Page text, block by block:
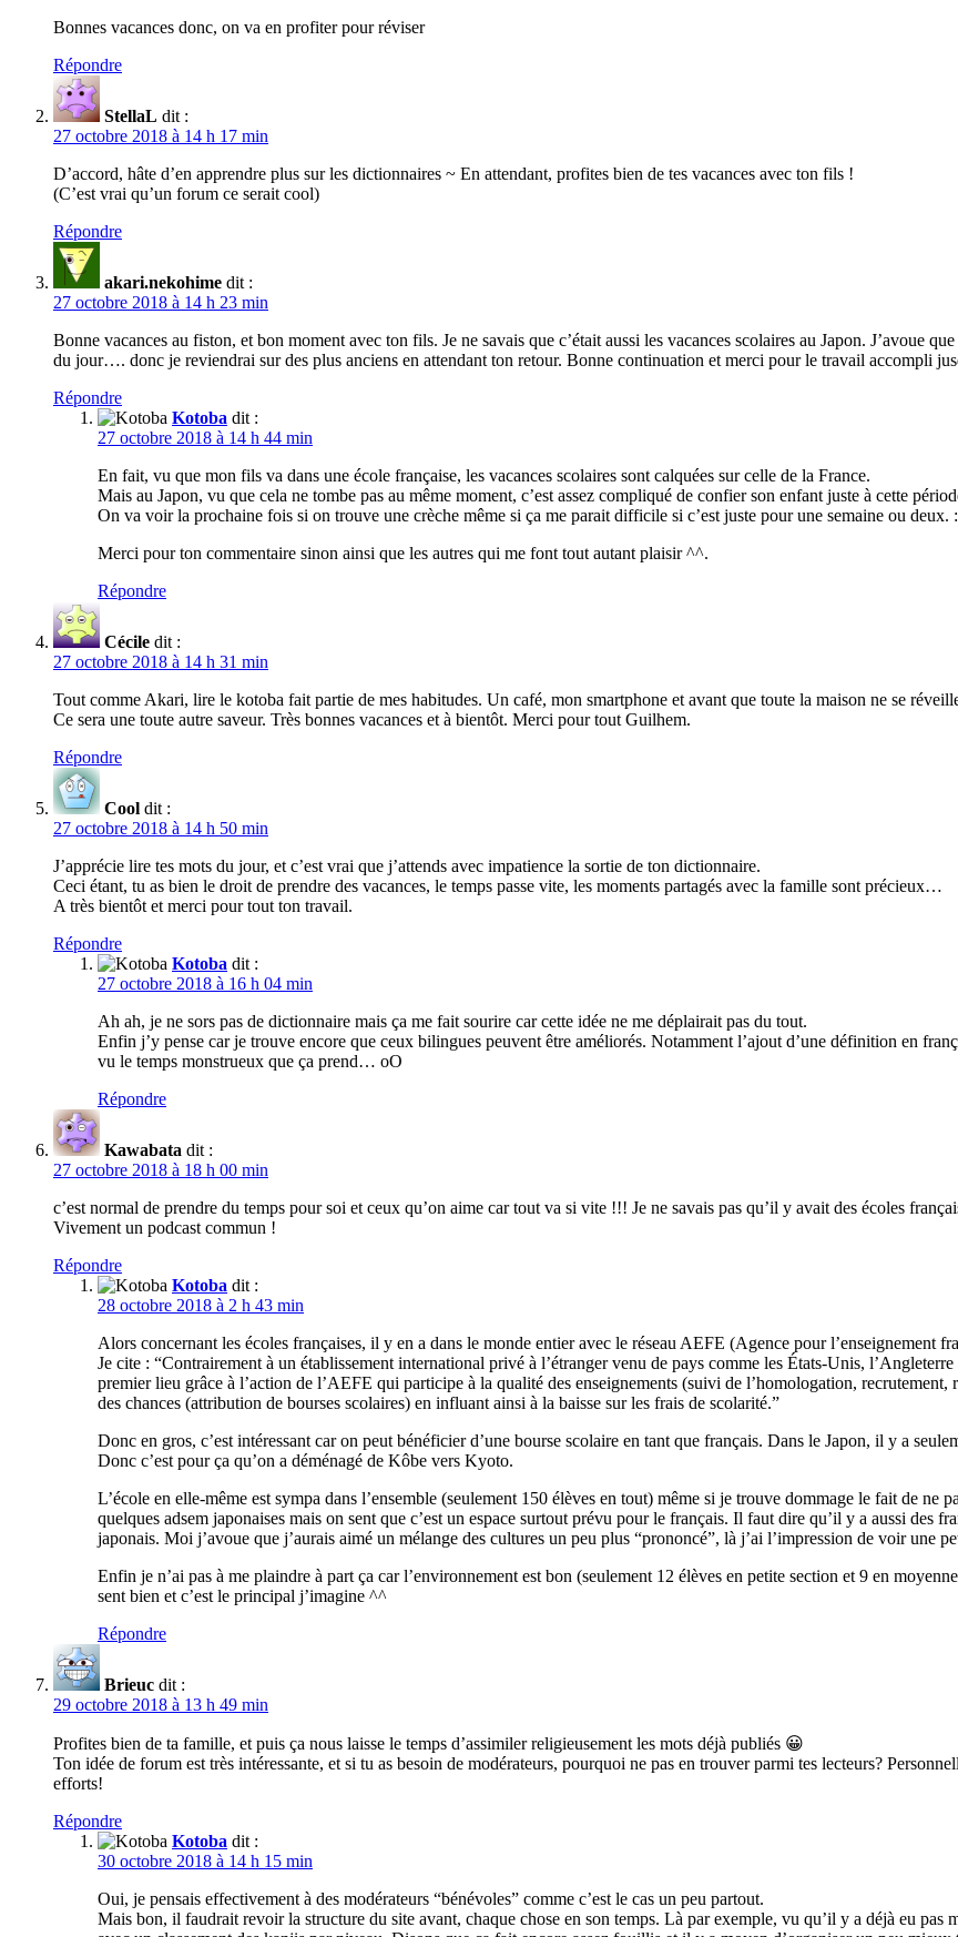
Bonnes vacances donc, on va en profiter pour réviser
Répondre
StellaL dit :
27 octobre 2018 à 14 h 17 min
D’accord, hâte d’en apprendre plus sur les dictionnaires ~ En attendant, profites bien de tes vacances avec ton fils !
(C’est vrai qu’un forum ce serait cool)
Répondre
akari.nekohime dit :
27 octobre 2018 à 14 h 23 min
Bonne vacances au fiston, et bon moment avec ton fils. Je ne savais que c’était aussi les vacances scolaires au Japon. J’avoue
du jour…. donc je reviendrai sur des plus anciens en attendant ton retour. Bonne continuation et merci pour le travail accompli
Répondre
Kotoba dit :
27 octobre 2018 à 14 h 44 min
En fait, vu que mon fils va dans une école française, les vacances scolaires sont calquées sur celle de la France.
Mais au Japon, vu que cela ne tombe pas au même moment, c’est assez compliqué de confier son enfant juste à cette
On va voir la prochaine fois si on trouve une crèche même si ça me parait difficile si c’est juste pour une semaine ou deux.
Merci pour ton commentaire sinon ainsi que les autres qui me font tout autant plaisir ^^.
Répondre
Cécile dit :
27 octobre 2018 à 14 h 31 min
Tout comme Akari, lire le kotoba fait partie de mes habitudes. Un café, mon smartphone et avant que toute la maison ne se
Ce sera une toute autre saveur. Très bonnes vacances et à bientôt. Merci pour tout Guilhem.
Répondre
Cool dit :
27 octobre 2018 à 14 h 50 min
J’apprécie lire tes mots du jour, et c’est vrai que j’attends avec impatience la sortie de ton dictionnaire.
Ceci étant, tu as bien le droit de prendre des vacances, le temps passe vite, les moments partagés avec la famille sont précieux…
A très bientôt et merci pour tout ton travail.
Répondre
Kotoba dit :
27 octobre 2018 à 16 h 04 min
Ah ah, je ne sors pas de dictionnaire mais ça me fait sourire car cette idée ne me déplairait pas du tout.
Enfin j’y pense car je trouve encore que ceux bilingues peuvent être améliorés. Notamment l’ajout d’une définition en
vu le temps monstrueux que ça prend… oO
Répondre
Kawabata dit :
27 octobre 2018 à 18 h 00 min
c’est normal de prendre du temps pour soi et ceux qu’on aime car tout va si vite !!! Je ne savais pas qu’il y avait des écoles
Vivement un podcast commun !
Répondre
Kotoba dit :
28 octobre 2018 à 2 h 43 min
Alors concernant les écoles françaises, il y en a dans le monde entier avec le réseau AEFE (Agence pour l’enseignement
Je cite : “Contrairement à un établissement international privé à l’étranger venu de pays comme les États-Unis,
premier lieu grâce à l’action de l’AEFE qui participe à la qualité des enseignements (suivi de l’homologation,
des chances (attribution de bourses scolaires) en influant ainsi à la baisse sur les frais de scolarité.”
Donc en gros, c’est intéressant car on peut bénéficier d’une bourse scolaire en tant que français. Dans le Japon, il y a
Donc c’est pour ça qu’on a déménagé de Kôbe vers Kyoto.
L’école en elle-même est sympa dans l’ensemble (seulement 150 élèves en tout) même si je trouve dommage le fait de ne
quelques adsem japonaises mais on sent que c’est un espace surtout prévu pour le français. Il faut dire qu’il y a aussi des
japonais. Moi j’avoue que j’aurais aimé un mélange des cultures un peu plus “prononcé”, là j’ai l’impression de voir une
Enfin je n’ai pas à me plaindre à part ça car l’environnement est bon (seulement 12 élèves en petite section et 9 en
sent bien et c’est le principal j’imagine ^^
Répondre
Brieuc dit :
29 octobre 2018 à 13 h 49 min
Profites bien de ta famille, et puis ça nous laisse le temps d’assimiler religieusement les mots déjà publiés 😀
Ton idée de forum est très intéressante, et si tu as besoin de modérateurs, pourquoi ne pas en trouver parmi tes lecteurs?
efforts!
Répondre
Kotoba dit :
30 octobre 2018 à 14 h 15 min
Oui, je pensais effectivement à des modérateurs “bénévoles” comme c’est le cas un peu partout.
Mais bon, il faudrait revoir la structure du site avant, chaque chose en son temps. Là par exemple, vu qu’il y a déjà eu